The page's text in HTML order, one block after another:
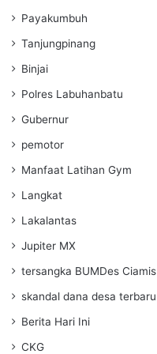
Payakumbuh
Tanjungpinang
Binjai
Polres Labuhanbatu
Gubernur
pemotor
Manfaat Latihan Gym
Langkat
Lakalantas
Jupiter MX
tersangka BUMDes Ciamis
skandal dana desa terbaru
Berita Hari Ini
CKG